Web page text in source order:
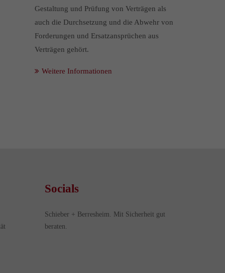
Gestaltung und Prüfung von Verträgen als
auch die Durchsetzung und die Abwehr von
Forderungen und Ersatzansprüchen aus
Verträgen gehört.
Weitere Informationen
Socials
Schieber + Berresheim. Mit Sicherheit gut
beraten.